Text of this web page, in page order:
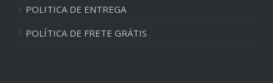
POLITICA DE ENTREGA
POLÍTICA DE FRETE GRÁTIS